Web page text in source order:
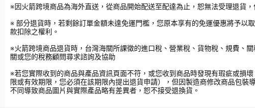
※因火箭跨境商品為海外直送，從商品開始配送至配達為止，恕無法受理退貨
※ 部分退貨時，若剩餘訂單金額未達免運門檻，您原本享有的免運優惠將予以
款扣除之權利。
※火箭跨境商品退貨時，台灣海關所課徵的進口稅、營業稅、貨物稅、規費、
關或您的稅務顧問尋求諮詢及協助
※若您實際收到的商品與產品資訊頁面不符，或您收到商品時發現有瑕疵或損
限或有效期限，您必須在該期限內提出退貨申請），但因製造商修改商品包
不同導致商品圖片與實際產品略有差異者，恕不接受退換貨。